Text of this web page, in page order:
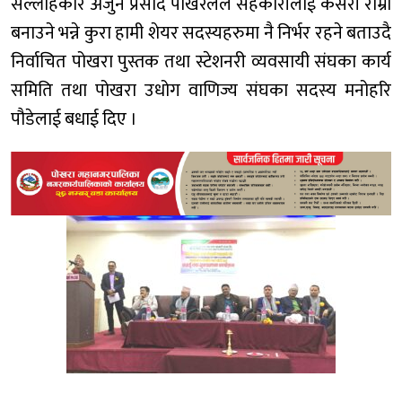
बनाउने भन्ने कुरा हामी शेयर सदस्यहरुमा नै निर्भर रहने बताउदै
निर्वाचित पोखरा पुस्तक तथा स्टेशनरी व्यवसायी संघका कार्य
समिति तथा पोखरा उधोग वाणिज्य संघका सदस्य मनोहरि
पौडेलाई बधाई दिए ।